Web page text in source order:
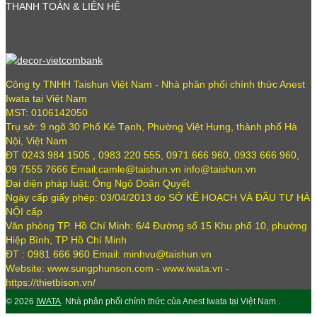
THANH TOÁN & LIÊN HỆ
Công ty TNHH Taishun Việt Nam - Nhà phân phối chính thức Anest
Iwata tại Việt Nam
MST: 0106142050
Trụ sở: 9 ngõ 30 Phố Kẻ Tạnh, Phường Việt Hưng, thành phố Hà
Nội, Việt Nam
ĐT 0243 984 1505 , 0983 220 555, 0971 666 960, 0933 666 960,
09 7555 7666 Email:camle@taishun.vn info@taishun.vn
Đại diện pháp luật: Ông Ngô Doãn Quyết
Ngày cấp giấy phép: 03/04/2013 do SỞ KẾ HOẠCH VÀ ĐẦU TƯ HÀ
NỘI cấp
Văn phòng TP. Hồ Chí Minh: 6/4 Đường số 15 Khu phố 10, phường
Hiệp Bình, TP Hồ Chí Minh
ĐT : 0981 666 960 Email: minhvu@taishun.vn
Website: www.sungphunson.com - www.iwata.vn -
https://thietbison.vn/
© 2026 IWATA. Nhà phân phối chính thức của Anest Iwata tại Việt Nam .